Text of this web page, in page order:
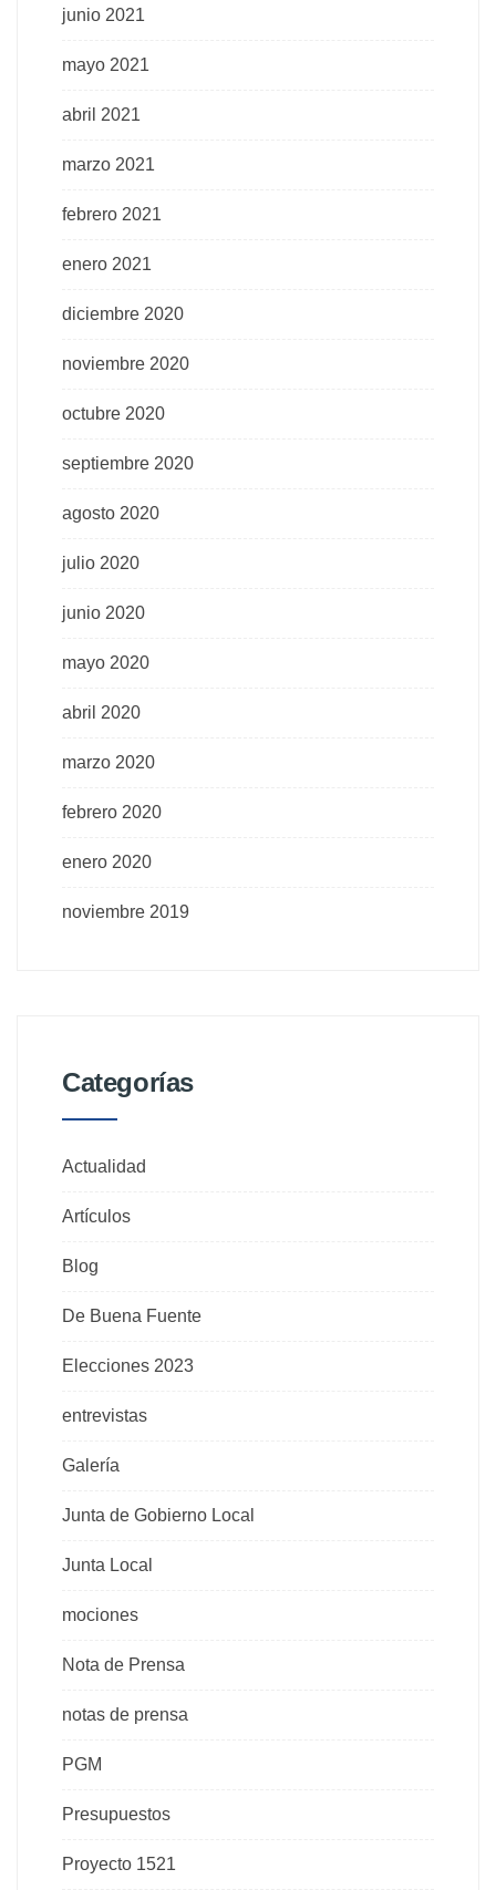
junio 2021
mayo 2021
abril 2021
marzo 2021
febrero 2021
enero 2021
diciembre 2020
noviembre 2020
octubre 2020
septiembre 2020
agosto 2020
julio 2020
junio 2020
mayo 2020
abril 2020
marzo 2020
febrero 2020
enero 2020
noviembre 2019
Categorías
Actualidad
Artículos
Blog
De Buena Fuente
Elecciones 2023
entrevistas
Galería
Junta de Gobierno Local
Junta Local
mociones
Nota de Prensa
notas de prensa
PGM
Presupuestos
Proyecto 1521